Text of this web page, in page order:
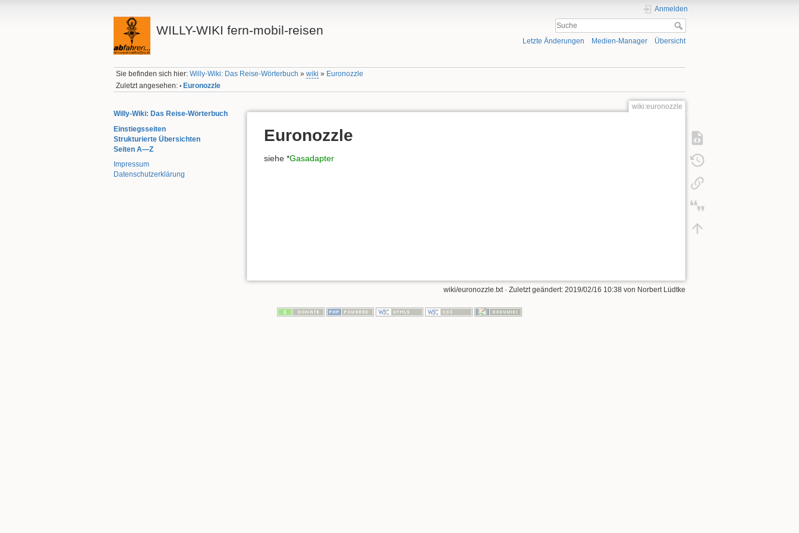
WILLY-WIKI fern-mobil-reisen
Anmelden
Letzte Änderungen Medien-Manager Übersicht
Sie befinden sich hier:Willy-Wiki: Das Reise-Wörterbuch »wiki » Euronozzle
Zuletzt angesehen: • Euronozzle
Willy-Wiki: Das Reise-Wörterbuch
Einstiegsseiten
Strukturierte Übersichten
Seiten A—Z
Impressum
Datenschutzerklärung
wiki:euronozzle
Euronozzle
siehe *Gasadapter
wiki/euronozzle.txt· Zuletzt geändert: 2019/02/16 10:38 von Norbert Lüdtke